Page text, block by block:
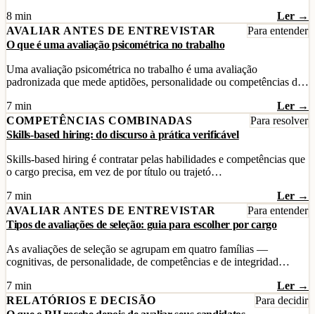
8 min
Ler →
AVALIAR ANTES DE ENTREVISTAR
Para entender
O que é uma avaliação psicométrica no trabalho
Uma avaliação psicométrica no trabalho é uma avaliação
padronizada que mede aptidões, personalidade ou competências d…
7 min
Ler →
COMPETÊNCIAS COMBINADAS
Para resolver
Skills-based hiring: do discurso à prática verificável
Skills-based hiring é contratar pelas habilidades e competências que
o cargo precisa, em vez de por título ou trajetó…
7 min
Ler →
AVALIAR ANTES DE ENTREVISTAR
Para entender
Tipos de avaliações de seleção: guia para escolher por cargo
As avaliações de seleção se agrupam em quatro famílias —
cognitivas, de personalidade, de competências e de integridad…
7 min
Ler →
RELATÓRIOS E DECISÃO
Para decidir